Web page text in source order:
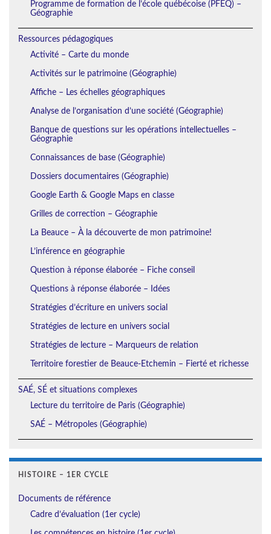
Programme de formation de l’école québécoise (PFEQ) –
Géographie
Ressources pédagogiques
Activité – Carte du monde
Activités sur le patrimoine (Géographie)
Affiche – Les échelles géographiques
Analyse de l’organisation d’une société (Géographie)
Banque de questions sur les opérations intellectuelles –
Géographie
Connaissances de base (Géographie)
Dossiers documentaires (Géographie)
Google Earth & Google Maps en classe
Grilles de correction – Géographie
La Beauce – À la découverte de mon patrimoine!
L’inférence en géographie
Question à réponse élaborée – Fiche conseil
Questions à réponse élaborée – Idées
Stratégies d’écriture en univers social
Stratégies de lecture en univers social
Stratégies de lecture – Marqueurs de relation
Territoire forestier de Beauce-Etchemin – Fierté et richesse
SAÉ, SÉ et situations complexes
Lecture du territoire de Paris (Géographie)
SAÉ – Métropoles (Géographie)
HISTOIRE – 1ER CYCLE
Documents de référence
Cadre d’évaluation (1er cycle)